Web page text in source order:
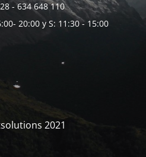
- 634 648 110
20:00 y S: 11:30 - 15:00
2021